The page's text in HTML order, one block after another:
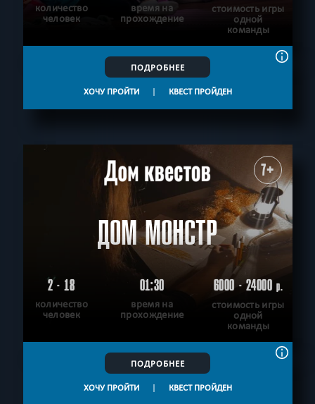
количество
человек
время на
прохождение
стоимость игры
одной
команды
ПОДРОБНЕЕ
ХОЧУ ПРОЙТИ | КВЕСТ ПРОЙДЕН
7+
ДОМ МОНСТР
2 - 18
количество
человек
01:30
время на
прохождение
6000 - 24000р.
стоимость игры
одной
команды
ПОДРОБНЕЕ
ХОЧУ ПРОЙТИ | КВЕСТ ПРОЙДЕН